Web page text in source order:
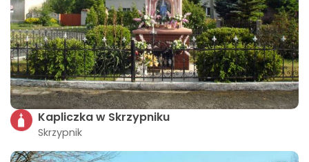
Kapliczka w Skrzypniku
Skrzypnik